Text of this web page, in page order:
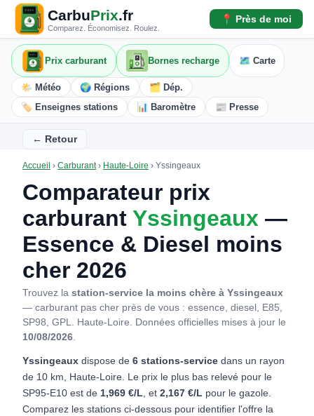
CarbuPrix.fr
Comparez. Économisez. Roulez.
📍 Près de moi
Prix carburant Bornes recharge 🗺️ Carte
🌤️ Météo 🌍 Régions
🗂️ Dép.
🏷️ Enseignes stations
📊 Baromètre 📰 Presse
← Retour
Accueil › Carburant› Haute-Loire › Yssingeaux
Comparateur prix
carburant Yssingeaux —
Essence & Diesel moins
cher 2026
Trouvez la station-service la moins chère à Yssingeaux
— carburant pas cher près de vous : essence, diesel, E85,
SP98, GPL. Haute-Loire. Données officielles mises à jour le
10/08/2026.
Yssingeaux dispose de 6 stations-service dans un rayon
de 10 km, Haute-Loire. Le prix le plus bas relevé pour le
SP95-E10 est de 1,969 €/L, et 2,167 €/L pour le gazole.
Comparez les stations ci-dessous pour identifier l'offre la